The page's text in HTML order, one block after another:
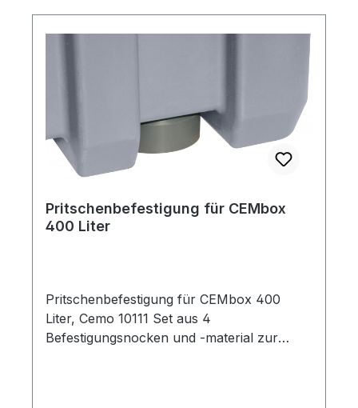
Pritschenbefestigung für CEMbox
400 Liter
Pritschenbefestigung für CEMbox 400
Liter, Cemo 10111 Set aus 4
Befestigungsnocken und -material zur